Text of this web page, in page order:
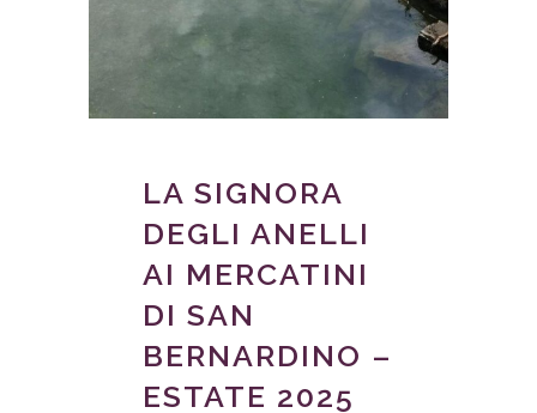
LA SIGNORA
DEGLI ANELLI
AI MERCATINI
DI SAN
BERNARDINO –
ESTATE 2025